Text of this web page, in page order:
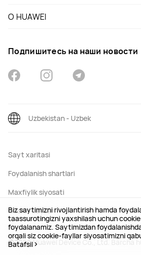
Biz saytimizni rivojlantirish hamda
taassurotingizni yaxshilash uchun
foydalanamiz. Saytimizdan
orqali siz cookie-fayllar siyosatimizni
Batafsil
О HUAWEI
Подпишитесь на наши новости
©2026 Huawei Device Co., Ltd. Barcha
Sayt xaritasi
Foydalanish shartlari
Maxfiylik siyosati
Cookie-fayllar
Uzbekistan - Uzbek